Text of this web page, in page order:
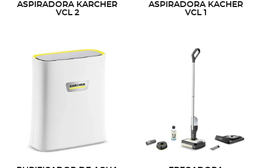
ASPIRADORA KARCHER
VCL 2
ASPIRADORA KACHER
VCL 1